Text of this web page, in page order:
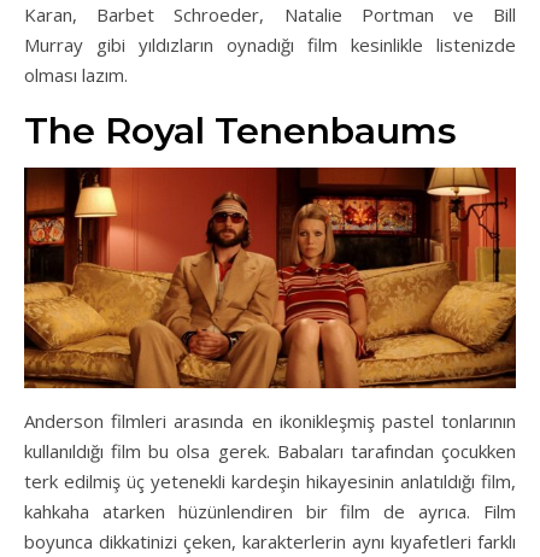
Karan, Barbet Schroeder, Natalie Portman ve Bill
Murray gibi yıldızların oynadığı film kesinlikle listenizde
olması lazım.
The Royal Tenenbaums
Anderson filmleri arasında en ikonikleşmiş pastel tonlarının
kullanıldığı film bu olsa gerek. Babaları tarafından çocukken
terk edilmiş üç yetenekli kardeşin hikayesinin anlatıldığı film,
kahkaha atarken hüzünlendiren bir film de ayrıca. Film
boyunca dikkatinizi çeken, karakterlerin aynı kıyafetleri farklı